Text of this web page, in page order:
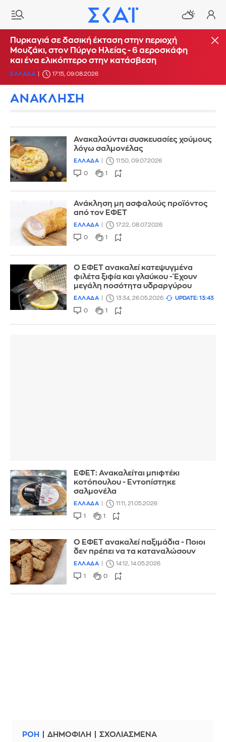
Πυρκαγιά σε δασική έκταση στην περιοχή
Μουζάκι, στον Πύργο Ηλείας - 6 αεροσκάφη
και ένα ελικόπτερο στην κατάσβεση
ΕΛΛΑΔΑ 17:15, 09.08.2026
ΑΝΑΚΛΗΣΗ
Ανακαλούνται συσκευασίες χούμους
λόγω σαλμονέλας
ΕΛΛΑΔΑ 11:50, 09.07.2026
0 1
Ανάκληση μη ασφαλούς προϊόντος
από τον ΕΦΕΤ
ΕΛΛΑΔΑ 17:22, 08.07.2026
0 1
Ο ΕΦΕΤ ανακαλεί κατεψυγμένα
φιλέτα ξιφία και γλαύκου - Έχουν
μεγάλη ποσότητα υδραργύρου
ΕΛΛΑΔΑ 13:34, 26.05.2026 UPDATE: 13:43
0 1
ΕΦΕΤ: Ανακαλείται μπιφτέκι
κοτόπουλου - Εντοπίστηκε
σαλμονέλα
ΕΛΛΑΔΑ 11:11, 21.05.2026
1 1
Ο ΕΦΕΤ ανακαλεί παξιμάδια - Ποιοι
δεν πρέπει να τα καταναλώσουν
ΕΛΛΑΔΑ 14:12, 14.05.2026
1 0
ΡΟΗ ΔΗΜΟΦΙΛΗ ΣΧΟΛΙΑΣΜΕΝΑ